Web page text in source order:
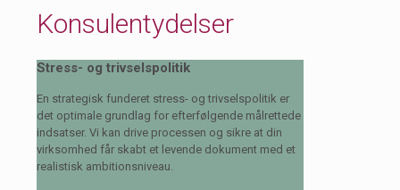
Konsulentydelser
Stress- og trivselspolitik
En strategisk funderet stress- og trivselspolitik er
det optimale grundlag for efterfølgende målrettede
indsatser. Vi kan drive processen og sikre at din
virksomhed får skabt et levende dokument med et
realistisk ambitionsniveau.